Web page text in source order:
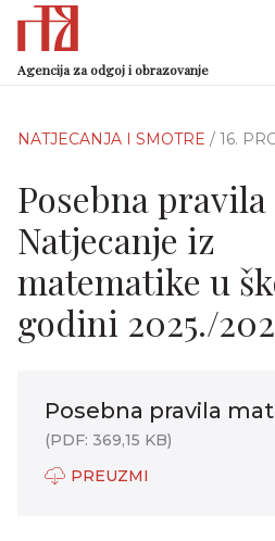
Agencija za odgoj i obrazovanje
NATJECANJA I SMOTRE / 16.
Posebna pravila
Natjecanje iz
matematike u
godini 2025./
Posebna pravila
(PDF: 369,15 KB)
PREUZMI